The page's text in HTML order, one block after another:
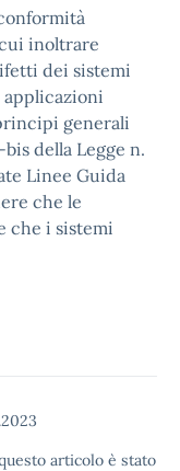
inoltrare
dei sistemi
generali
della Legge n.
Linee Guida
che le
che i sistemi
articolo è stato